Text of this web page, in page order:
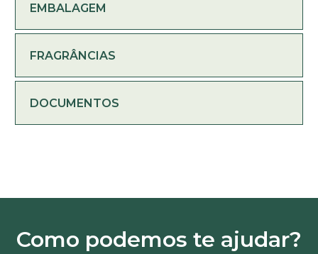
EMBALAGEM
FRAGRÂNCIAS
DOCUMENTOS
Como podemos te ajudar?